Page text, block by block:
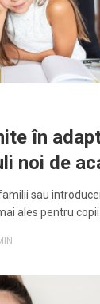
în
noi de
sau
ales pentru